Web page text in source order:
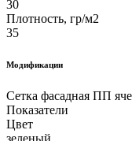
30
Плотность, гр/м2
35
Модификации
Сетка фасадная ПП
Показатели
Цвет